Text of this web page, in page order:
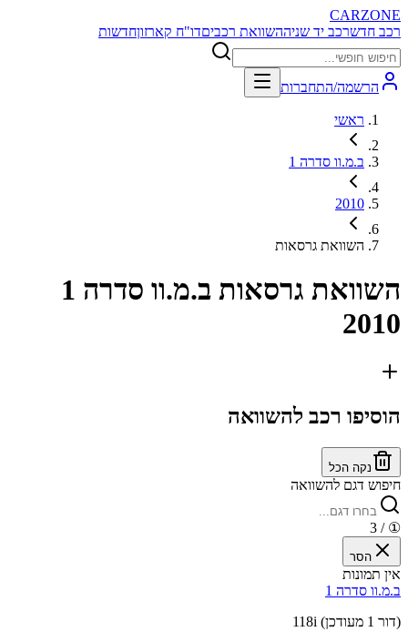
CARZONE
רכב חדשרכב יד שניההשוואת רכביםדו"ח קארזוןחדשות
הרשמה/התחברות
ראשי
ב.מ.וו סדרה 1
2010
השוואת גרסאות
השוואת גרסאות
ב.מ.וו סדרה 1
2010
הוסיפו רכב להשוואה
נקה הכל
חיפוש דגם להשוואה
①
/ 3
הסר
אין תמונות
ב.מ.וו סדרה 1
118i (דור 1 מעודכן)